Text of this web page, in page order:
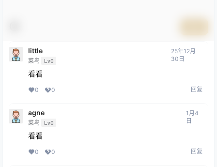
little
菜鸟 Lv0
25年12月
30日
看看
0 0 回复
agne
菜鸟 Lv0
1月4
日
看看
0 0 回复